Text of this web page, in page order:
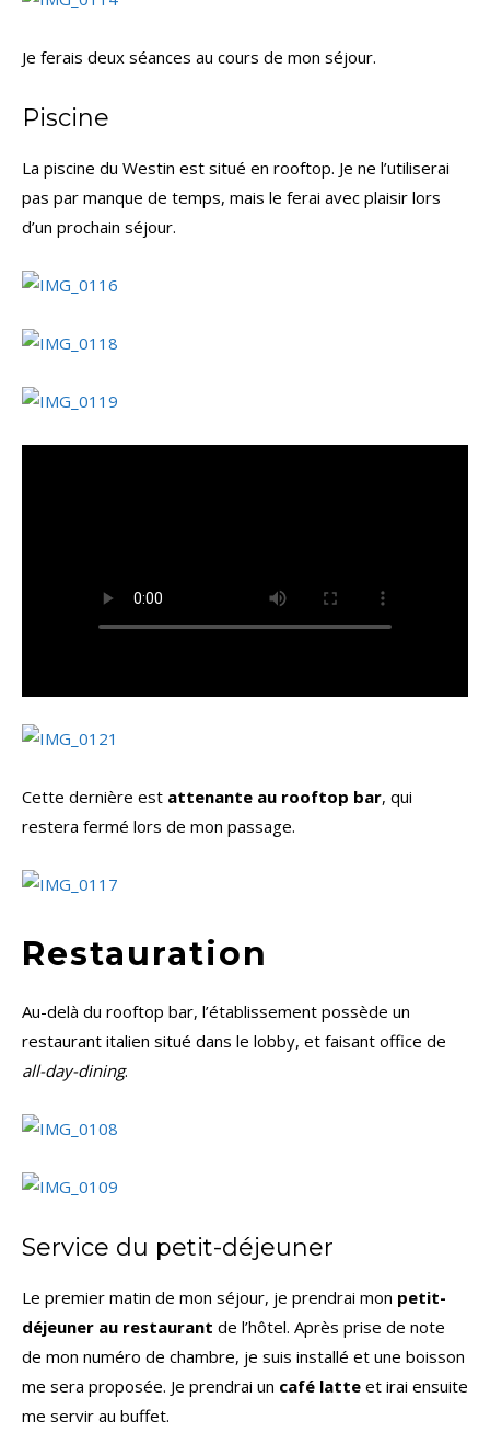
Je ferais deux séances au cours de mon séjour.
Piscine
La piscine du Westin est situé en rooftop. Je ne l’utiliserai
pas par manque de temps, mais le ferai avec plaisir lors
d’un prochain séjour.
Cette dernière est attenante au rooftop bar, qui
restera fermé lors de mon passage.
Restauration
Au-delà du rooftop bar, l’établissement possède un
restaurant italien situé dans le lobby, et faisant office de
all-day-dining.
Service du petit-déjeuner
Le premier matin de mon séjour, je prendrai mon petit-
déjeuner au restaurant de l’hôtel. Après prise de note
de mon numéro de chambre, je suis installé et une boisson
me sera proposée. Je prendrai un café latte et irai ensuite
me servir au buffet.